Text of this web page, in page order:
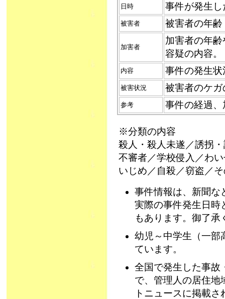
日時 事件が発生
被害者 被害者の年
加害者
加害者の年
容疑の内容。
内容 事件の発生
被害状況 被害者のケ
参考 事件の経過
※分類の内容
殺人・殺人未遂／誘拐
不審者／学校侵入／わ
いじめ／自殺／窃盗／
事件情報は、新聞な
実際の事件発生日時
もあります。御了承
幼児～中学生（一部
ています。
全国で発生した事故
で、管理人の居住地
トニュースに掲載